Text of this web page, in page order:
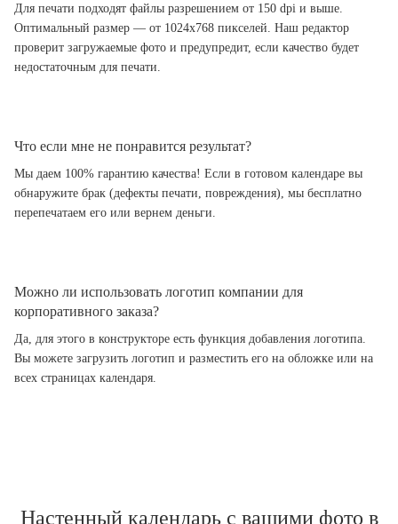
Для печати подходят файлы разрешением от 150 dpi и выше.
Оптимальный размер — от 1024x768 пикселей. Наш редактор
проверит загружаемые фото и предупредит, если качество будет
недостаточным для печати.
Что если мне не понравится результат?
Мы даем 100% гарантию качества! Если в готовом календаре вы
обнаружите брак (дефекты печати, повреждения), мы бесплатно
перепечатаем его или вернем деньги.
Можно ли использовать логотип компании для
корпоративного заказа?
Да, для этого в конструкторе есть функция добавления логотипа.
Вы можете загрузить логотип и разместить его на обложке или на
всех страницах календаря.
Настенный календарь с вашими фото в